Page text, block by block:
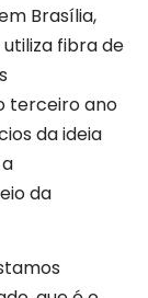
Brasília,
fibra de
terceiro ano
da ideia
da